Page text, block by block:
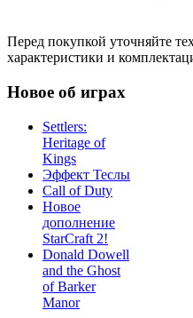
Перед покупкой уточняйте
характеристики и
Новое об играх
Settlers:
Heritage of
Kings
Эффект Теслы
Call of Duty
Новое
дополнение
StarCraft 2!
Donald Dowell
and the Ghost
of Barker
Manor